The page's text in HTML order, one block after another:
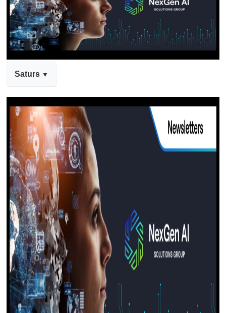
Saturs